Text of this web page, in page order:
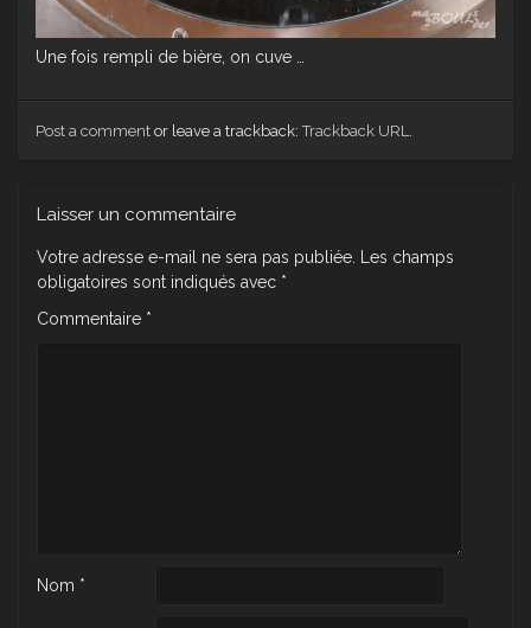
Une fois rempli de bière, on cuve …
Post a comment or leave a trackback:Trackback URL
Laisser un commentaire
Votre adresse e-mail ne sera pas publiée.
Les champs
obligatoires sont indiqués avec *
Commentaire *
Nom *